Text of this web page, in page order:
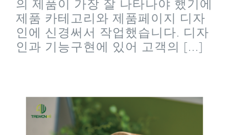
제품 카테고리와 제품페이지 디자
인에 신경써서 작업했습니다. 디자
인과 기능구현에 있어 고객의 [...]